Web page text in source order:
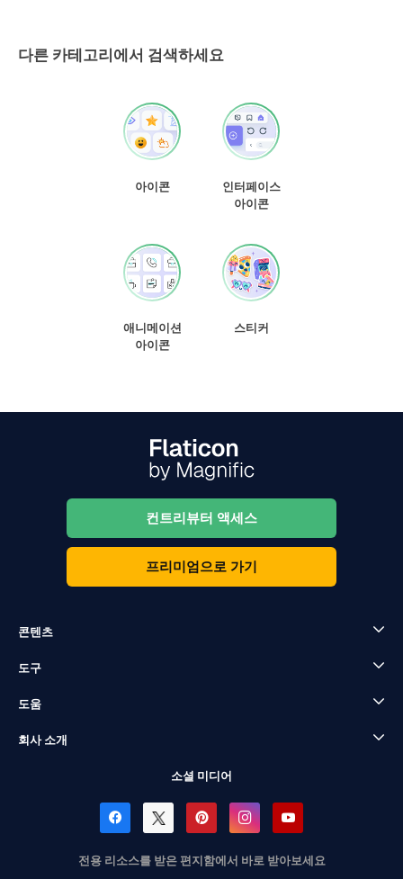
다른 카테고리에서 검색하세요
아이콘
인터페이스
아이콘
애니메이션
아이콘
스티커
컨트리뷰터 액세스
프리미엄으로 가기
콘텐츠
도구
도움
회사 소개
소셜 미디어
전용 리소스를 받은 편지함에서 바로 받아보세요